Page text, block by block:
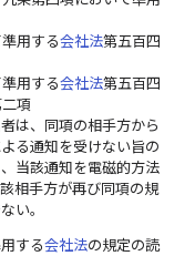
用する会社法第五百四
用する会社法第五百四
項
は、同項の相手方から
る通知を受けない旨の
当該通知を電磁的方法
相手方が再び同項の規
い。
する会社法の規定の読